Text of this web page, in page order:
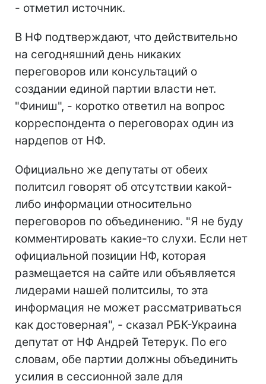
- отметил источник.
В НФ подтверждают, что действительно
на сегодняшний день никаких
переговоров или консультаций о
создании единой партии власти нет.
"Финиш", - коротко ответил на вопрос
корреспондента о переговорах один из
нардепов от НФ.
Официально же депутаты от обеих
политсил говорят об отсутствии какой-
либо информации относительно
переговоров по объединению. "Я не буду
комментировать какие-то слухи. Если нет
официальной позиции НФ, которая
размещается на сайте или объявляется
лидерами нашей политсилы, то эта
информация не может рассматриваться
как достоверная", - сказал РБК-Украина
депутат от НФ Андрей Тетерук. По его
словам, обе партии должны объединить
усилия в сессионной зале для